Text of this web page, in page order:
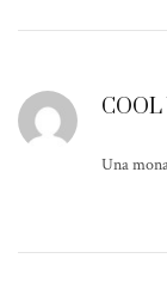
COOL
Una